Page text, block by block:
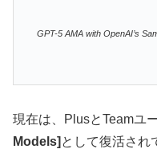
GPT-5 AMA with OpenAI’s
現在は、PlusとTeamユ
Models] として復活され